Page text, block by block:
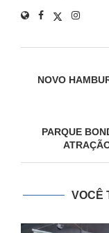
NOVO
PARQUE
VOCÊ